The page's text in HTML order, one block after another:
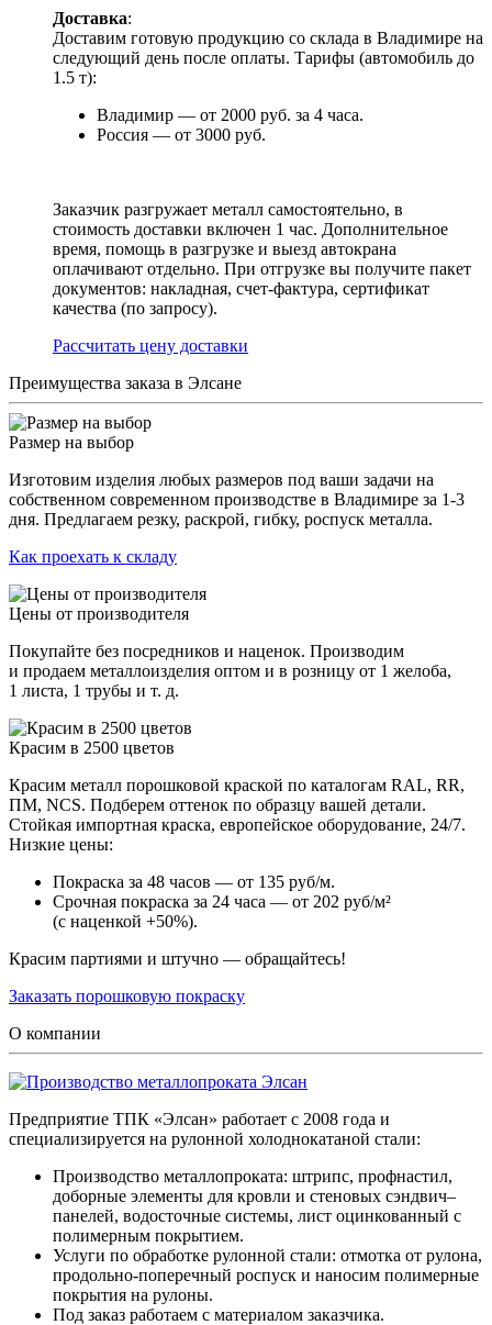
Доставка:
Доставим готовую продукцию со склада в Владимире на
следующий день после оплаты. Тарифы (автомобиль до
1.5 т):
Владимир — от 2000 руб. за 4 часа.
Россия — от 3000 руб.
Заказчик разгружает металл самостоятельно, в
стоимость доставки включен 1 час. Дополнительное
время, помощь в разгрузке и выезд автокрана
оплачивают отдельно. При отгрузке вы получите пакет
документов: накладная, счет-фактура, сертификат
качества (по запросу).
Раcсчитать цену доставки
Преимущества заказа в Элсане
Размер на выбор
Изготовим изделия любых размеров под ваши задачи на
собственном современном производстве в Владимире за 1-3
дня. Предлагаем резку, раскрой, гибку, роспуск металла.
Как проехать к складу
Цены от производителя
Покупайте без посредников и наценок. Производим
и продаем металлоизделия оптом и в розницу от 1 желоба,
1 листа, 1 трубы и т. д.
Красим в 2500 цветов
Красим металл порошковой краской по каталогам RAL, RR,
ПМ, NCS. Подберем оттенок по образцу вашей детали.
Стойкая импортная краска, европейское оборудование, 24/7.
Низкие цены:
Покраска за 48 часов — от 135 руб/м.
Срочная покраска за 24 часа — от 202 руб/м²
(с наценкой +50%).
Красим партиями и штучно — обращайтесь!
Заказать порошковую покраску
О компании
Предприятие ТПК «Элсан» работает с 2008 года и
специализируется на рулонной холоднокатаной стали:
Производство металлопроката: штрипс, профнастил,
доборные элементы для кровли и стеновых сэндвич–
панелей, водосточные системы, лист оцинкованный с
полимерным покрытием.
Услуги по обработке рулонной стали: отмотка от рулона,
продольно-поперечный роспуск и наносим полимерные
покрытия на рулоны.
Под заказ работаем с материалом заказчика.